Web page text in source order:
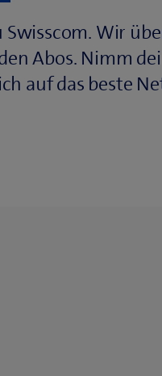
Wir
Abos. Nimm
auf das beste